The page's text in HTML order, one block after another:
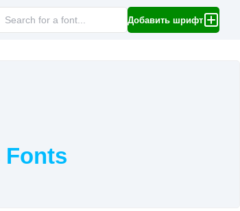
Добавить шрифт